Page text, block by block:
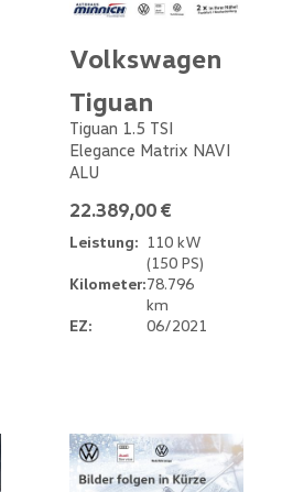
Volkswagen
Tiguan
Tiguan 1.5 TSI
Elegance Matrix NAVI
ALU
22.389,00 €
Leistung: 110 kW
(150 PS)
Kilometer:78.796
km
EZ:
06/2021